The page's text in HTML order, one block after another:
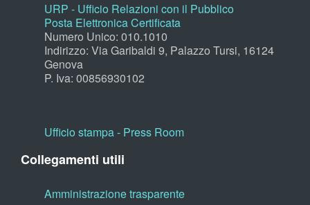
URP - Ufficio Relazioni con il Pubblico
Posta Elettronica Certificata
Numero Unico: 010.1010
Indirizzo: Via Garibaldi 9, Palazzo Tursi, 16124
Genova
P. Iva: 00856930102
Ufficio stampa - Press Room
Collegamenti utili
Amministrazione trasparente